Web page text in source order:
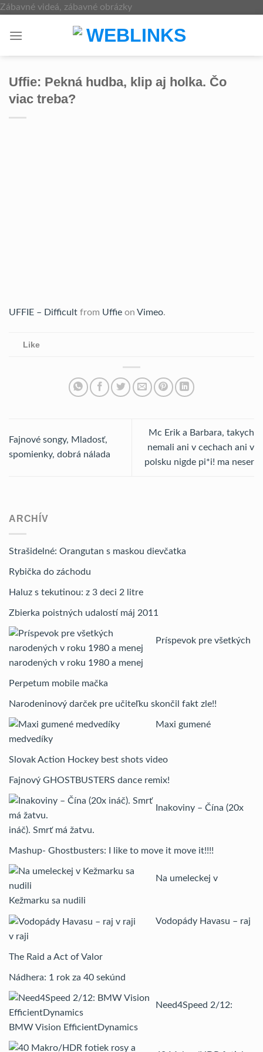
Zábavné videá, zábavné obrázkySkip
content
Uffie: Pekná hudba, klip aj holka. Čo
viac treba?
UFFIE – Difficult from Uffie on Vimeo.
Like
Fajnové songy, Mladosť,
spomienky, dobrá nálada
Mc Erik a Barbara, takych
nemali ani v cechach ani v
polsku nigde pi*i! ma neser
ARCHÍV
Strašidelné: Orangutan s maskou dievčatka
Rybička do záchodu
Haluz s tekutinou: z 3 deci 2 litre
Zbierka poistných udalostí máj 2011
Príspevok pre všetkých
narodených v roku 1980 a menej
Perpetum mobile mačka
Narodeninový darček pre učiteľku skončil fakt zle!!
Maxi gumené
medvedíky
Slovak Action Hockey best shots video
Fajnový GHOSTBUSTERS dance remix!
Inakoviny – Čína (20x
ináč). Smrť má žatvu.
Mashup- Ghostbusters: I like to move it move it!!!!
Na umeleckej v
Kežmarku sa nudili
Vodopády Havasu – raj
v raji
The Raid a Act of Valor
Nádhera: 1 rok za 40 sekúnd
Need4Speed 2/12:
BMW Vision EfficientDynamics